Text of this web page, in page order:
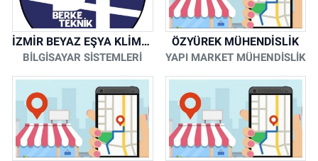
İZMİR BEYAZ EŞYA KLİMA KOMBİ SERVİSİ
BİLGİSAYAR SİSTEMLERİ
ÖZYÜREK MÜHENDİSLİK
YAPI MARKET MÜHENDİSLİK